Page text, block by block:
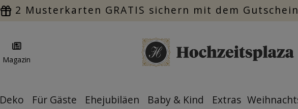
2 Musterkarten GRATIS sichern mit dem
Magazin
Deko Für Gäste Ehejubiläen Baby & Kind Extras